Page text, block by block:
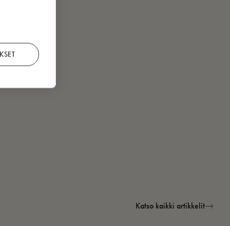
Katso kaikki artikkelit